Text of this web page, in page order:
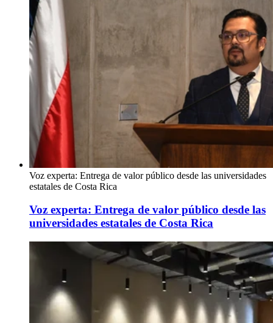
Voz experta: Entrega de valor público desde las universidades
estatales de Costa Rica
Voz experta: Entrega de valor público desde las
universidades estatales de Costa Rica